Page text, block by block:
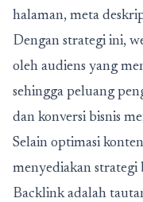
halaman, meta
Dengan strategi ini,
oleh audiens yang
sehingga peluang
dan konversi bisnis
Selain optimasi
menyediakan
Backlink adalah